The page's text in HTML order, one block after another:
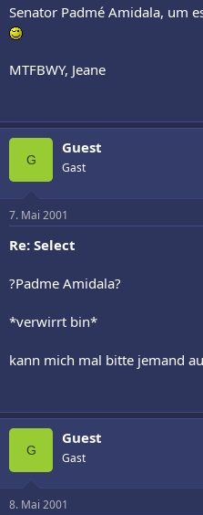
Senator Padmé Amidala, um
MTFBWY, Jeane
G
Guest
Gast
7. Mai 2001
Re: Select
?Padme Amidala?
*verwirrt bin*
kann mich mal bitte jemand
G
Guest
Gast
8. Mai 2001